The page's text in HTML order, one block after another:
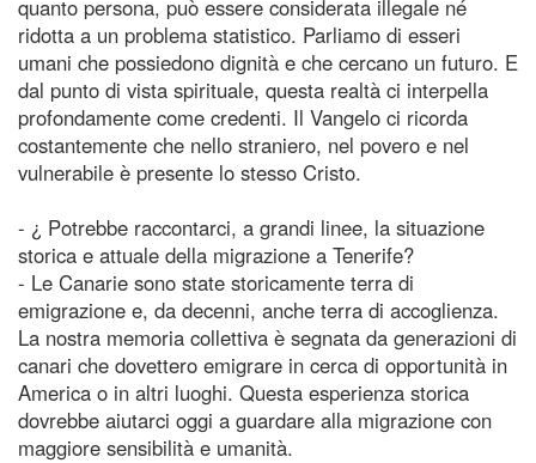
quanto persona, può essere considerata illegale né
ridotta a un problema statistico. Parliamo di esseri
umani che possiedono dignità e che cercano un futuro. E
dal punto di vista spirituale, questa realtà ci interpella
profondamente come credenti. Il Vangelo ci ricorda
costantemente che nello straniero, nel povero e nel
vulnerabile è presente lo stesso Cristo.
- ¿ Potrebbe raccontarci, a grandi linee, la situazione
storica e attuale della migrazione a Tenerife?
- Le Canarie sono state storicamente terra di
emigrazione e, da decenni, anche terra di accoglienza.
La nostra memoria collettiva è segnata da generazioni di
canari che dovettero emigrare in cerca di opportunità in
America o in altri luoghi. Questa esperienza storica
dovrebbe aiutarci oggi a guardare alla migrazione con
maggiore sensibilità e umanità.